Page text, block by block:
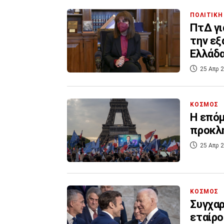
ΠΟΛΙΤΙΚΗ
ΠτΔ
την
25 Απρ
ΚΟΣΜΟΣ
Η
25 Απρ
ΚΟΣΜΟΣ